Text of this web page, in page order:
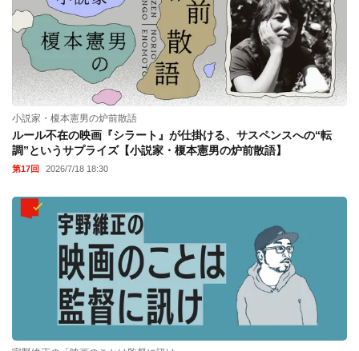
小説家・榎本憲男の炉前散語
ルール不在の映画『シラート』が仕掛ける、サスペンスへの“転
調”というサプライズ【小説家・榎本憲男の炉前散語】
第17回 2026/7/18 18:30